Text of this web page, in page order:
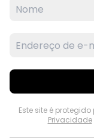
Este site é
Privacidade